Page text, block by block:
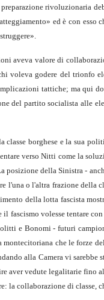
rivoluzionaria
ed è con
aveva valore di
godere del trionfo
tattiche; ma qui
partito socialista alle
borghese e la sua
verso Nitti come la
della Sinistra -
o l'altra frazione della
della lotta fascista
fascismo volesse tentare
e Bonomi - futuri
che le forze
alla Camera vi
aver vedute legalitarie fino
collabo­razione di classe,